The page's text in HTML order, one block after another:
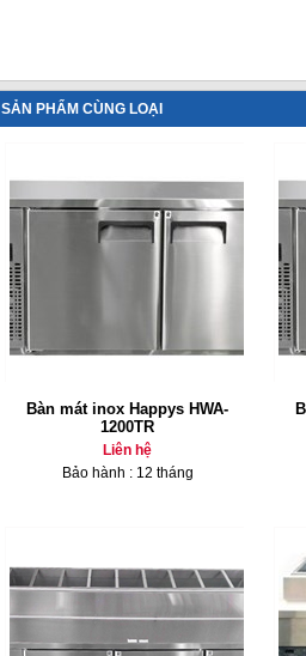
SẢN PHẨM CÙNG LOẠI
Bàn mát inox Happys HWA-
1200TR
Liên hệ
Bảo hành : 12 tháng